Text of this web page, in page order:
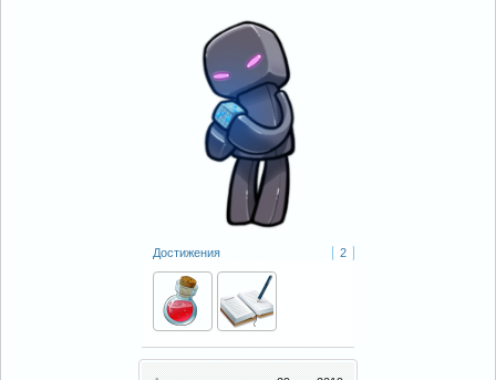
Достижения 2